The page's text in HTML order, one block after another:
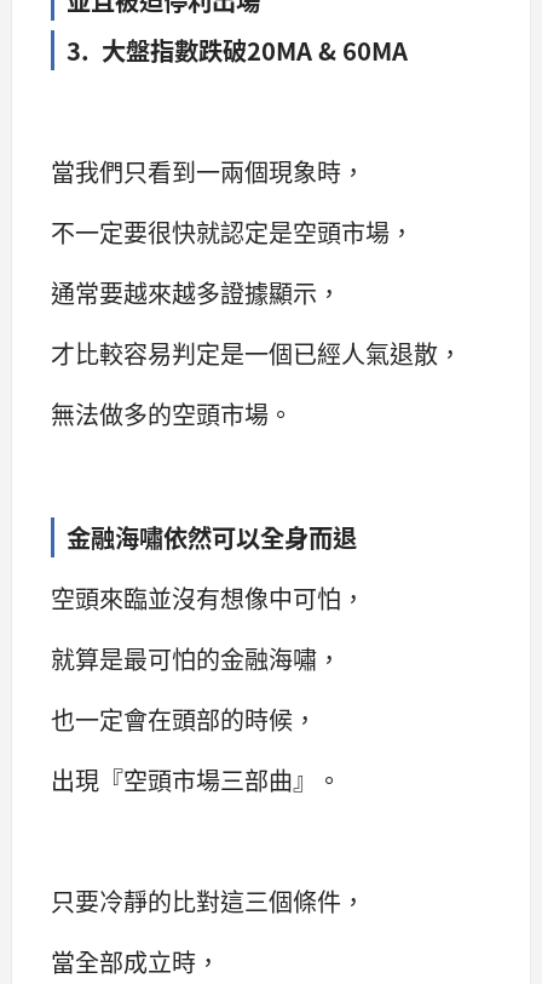
3. 大盤指數跌破20MA & 60MA
當我們只看到一兩個現象時，
不一定要很快就認定是空頭市場，
通常要越來越多證據顯示，
才比較容易判定是一個已經人氣退散，
無法做多的空頭市場。
金融海嘯依然可以全身而退
空頭來臨並沒有想像中可怕，
就算是最可怕的金融海嘯，
也一定會在頭部的時候，
出現『空頭市場三部曲』。
只要冷靜的比對這三個條件，
當全部成立時，